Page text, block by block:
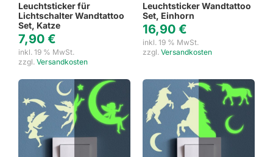
Leuchtsticker für
Lichtschalter Wandtattoo
Set, Katze
7,90 €
inkl. 19 % MwSt.
zzgl. Versandkosten
Leuchtsticker Wandtattoo
Set, Einhorn
16,90 €
inkl. 19 % MwSt.
zzgl. Versandkosten